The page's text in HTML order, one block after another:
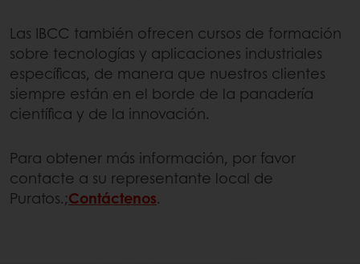
Las IBCC también ofrecen cursos de formación
sobre tecnologías y aplicaciones industriales
específicas, de manera que nuestros clientes
siempre están en el borde de la panadería
científica y de la innovación.
Para obtener más información, por favor
contacte a su representante local de
Puratos.;Contáctenos.